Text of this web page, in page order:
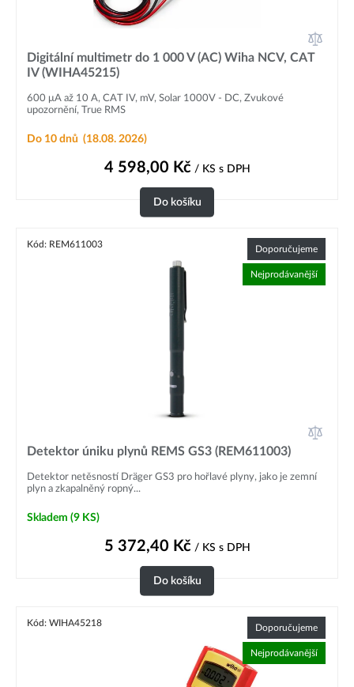
Digitální multimetr do 1 000 V (AC) Wiha NCV, CAT
IV (WIHA45215)
600 μA až 10 A, CAT IV, mV, Solar 1000V - DC, Zvukové
upozornění, True RMS
Do 10 dnů (18.08. 2026)
4 598,00 Kč/ KS s DPH
Do košíku
Kód: REM611003 Doporučujeme
Nejprodávanější
Detektor úniku plynů REMS GS3 (REM611003)
Detektor netěsností Dräger GS3 pro hořlavé plyny, jako je zemní
plyn a zkapalněný ropný...
Skladem (9 KS)
5 372,40 Kč/ KS s DPH
Do košíku
Kód: WIHA45218 Doporučujeme
Nejprodávanější